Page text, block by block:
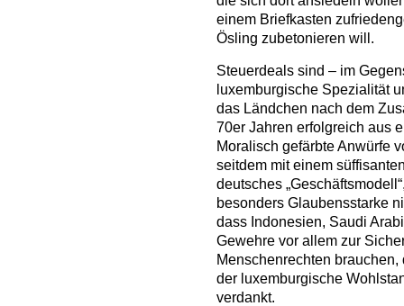
einem Briefkasten
Ösling zubetonieren will.
Steuerdeals sind – im
luxemburgische Spezialität
das Ländchen nach dem
70er Jahren erfolgreich aus
Moralisch gefärbte Anwürfe
seitdem mit einem
deutsches
besonders Glaubensstarke
dass Indonesien, Saudi
Gewehre vor allem zur
Menschenrechten
der luxemburgische
verdankt.